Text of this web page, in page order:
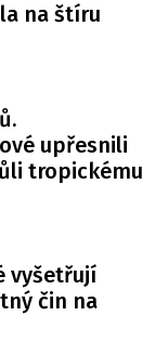
na štíru
upřesnili
tropickému
vyšetřují
čin na